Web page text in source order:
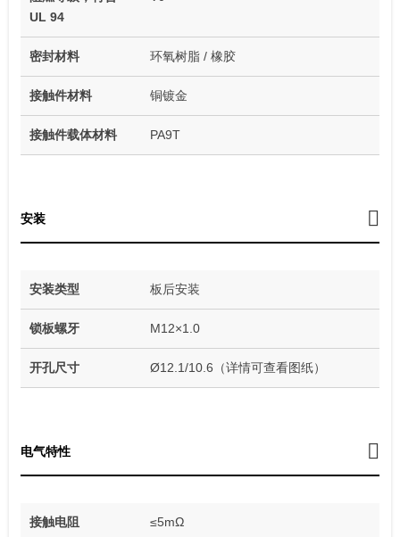
UL 94
密封材料 环氧树脂 / 橡胶
接触件材料 铜镀金
接触件载体材料 PA9T
安装
安装类型 板后安装
锁板螺牙 M12×1.0
开孔尺寸 Ø12.1/10.6（详情可查看图纸）
电气特性
接触电阻 ≤5mΩ